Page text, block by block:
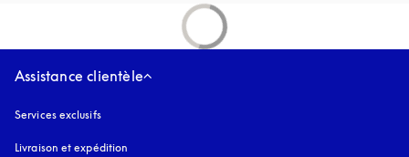
Assistance clientèle
Services exclusifs
Livraison et expédition